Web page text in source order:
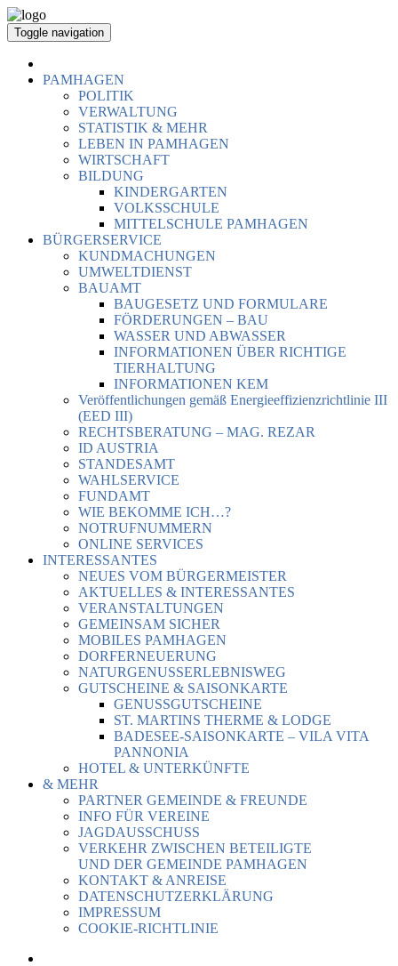
Toggle navigation
PAMHAGEN
POLITIK
VERWALTUNG
STATISTIK & MEHR
LEBEN IN PAMHAGEN
WIRTSCHAFT
BILDUNG
KINDERGARTEN
VOLKSSCHULE
MITTELSCHULE PAMHAGEN
BÜRGERSERVICE
KUNDMACHUNGEN
UMWELTDIENST
BAUAMT
BAUGESETZ UND FORMULARE
FÖRDERUNGEN – BAU
WASSER UND ABWASSER
INFORMATIONEN ÜBER RICHTIGE
TIERHALTUNG
INFORMATIONEN KEM
Veröffentlichungen gemäß Energieeffizienzrichtlinie III
(EED III)
RECHTSBERATUNG – MAG. REZAR
ID AUSTRIA
STANDESAMT
WAHLSERVICE
FUNDAMT
WIE BEKOMME ICH…?
NOTRUFNUMMERN
ONLINE SERVICES
INTERESSANTES
NEUES VOM BÜRGERMEISTER
AKTUELLES & INTERESSANTES
VERANSTALTUNGEN
GEMEINSAM SICHER
MOBILES PAMHAGEN
DORFERNEUERUNG
NATURGENUSSERLEBNISWEG
GUTSCHEINE & SAISONKARTE
GENUSSGUTSCHEINE
ST. MARTINS THERME & LODGE
BADESEE-SAISONKARTE – VILA VITA
PANNONIA
HOTEL & UNTERKÜNFTE
& MEHR
PARTNER GEMEINDE & FREUNDE
INFO FÜR VEREINE
JAGDAUSSCHUSS
VERKEHR ZWISCHEN BETEILIGTE
UND DER GEMEINDE PAMHAGEN
KONTAKT & ANREISE
DATENSCHUTZERKLÄRUNG
IMPRESSUM
COOKIE-RICHTLINIE